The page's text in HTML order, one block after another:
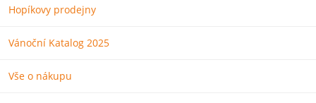
Hopíkovy prodejny
Vánoční Katalog 2025
Vše o nákupu